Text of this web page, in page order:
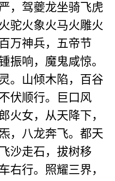
，驾夔龙坐骑飞虎
驼火象火马火雕火
万神兵，五帝节
振响，魔鬼咸惊。
。山倾木陷，百谷
伏顺行。巨口风
火女，从天降下，
，八龙奔飞。都天
沙走石，拔树移
右行。照耀三界，